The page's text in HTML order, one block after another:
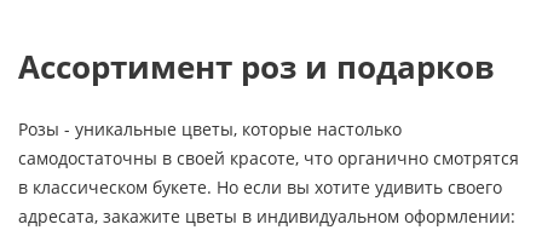
Ассортимент роз и подарков
Розы - уникальные цветы, которые настолько
самодостаточны в своей красоте, что органично смотрятся
в классическом букете. Но если вы хотите удивить своего
адресата, закажите цветы в индивидуальном оформлении: